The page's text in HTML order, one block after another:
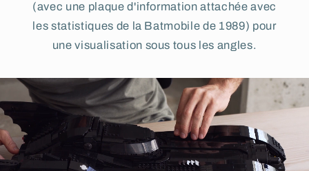
(avec une plaque d'information attachée avec
les statistiques de la Batmobile de 1989) pour
une visualisation sous tous les angles.